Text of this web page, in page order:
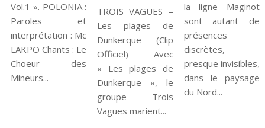
Vol.1 ». POLONIA :
Paroles et
interprétation : Mc
LAKPO Chants : Le
Choeur des
Mineurs...
TROIS VAGUES –
Les plages de
Dunkerque (Clip
Officiel) Avec
« Les plages de
Dunkerque », le
groupe Trois
Vagues marient...
la ligne Maginot
sont autant de
présences
discrètes,
presque invisibles,
dans le paysage
du Nord...